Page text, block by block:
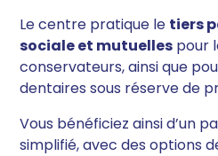
Le centre pratique le tiers
sociale et mutuelles pour
conservateurs, ainsi que
dentaires sous réserve de
Vous bénéficiez ainsi d’un
simplifié, avec des options